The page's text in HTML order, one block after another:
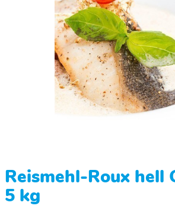
Reismehl-Roux hell
5 kg